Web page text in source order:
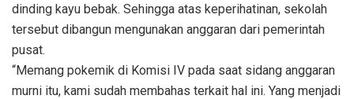
dinding kayu bebak. Sehingga atas keperihatinan, sekolah
tersebut dibangun mengunakan anggaran dari pemerintah
pusat.
“Memang pokemik di Komisi IV pada saat sidang anggaran
murni itu, kami sudah membahas terkait hal ini. Yang menjadi